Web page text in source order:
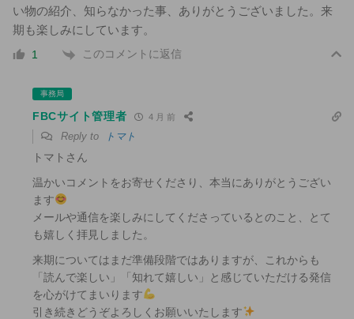
い物の紹介、知らなかった事、ありがとうございました。来
期も楽しみにしています。
1 このコメントに返信
事務局
FBCサイト管理者 4 月 前
Reply to トマト
トマトさん
温かいコメントをお寄せくださり、本当にありがとうござい
ます
メールや通信を楽しみにしてくださっているとのこと、とて
も嬉しく拝見しました。
来期についてはまだ準備段階ではありますが、これからも
「読んで楽しい」「知れて嬉しい」と感じていただける発信
を心がけてまいります
引き続きどうぞよろしくお願いいたします